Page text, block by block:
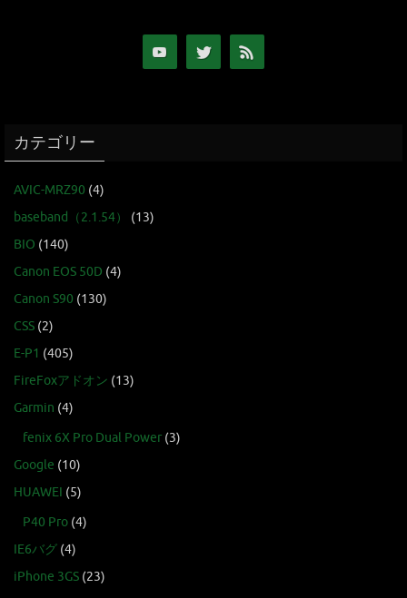
カテゴリー
AVIC-MRZ90 (4)
baseband（2.1.54）
(13)
BIO (140)
Canon EOS 50D (4)
Canon S90 (130)
CSS (2)
E-P1 (405)
FireFoxアドオン (13)
Garmin (4)
fenix 6X Pro Dual Power (3)
Google (10)
HUAWEI (5)
P40 Pro (4)
IE6バグ (4)
iPhone 3GS (23)